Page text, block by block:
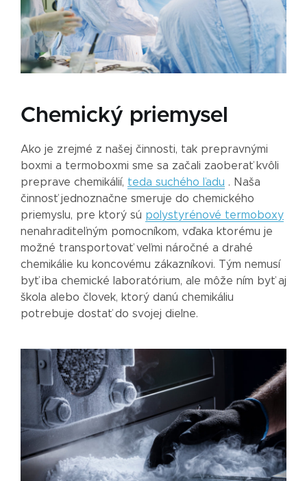
Chemický priemysel
Ako je zrejmé z našej činnosti, tak prepravnými
boxmi a termoboxmi sme sa začali zaoberať kvôli
preprave chemikálií, teda suchého ľadu . Naša
činnosť jednoznačne smeruje do chemického
priemyslu, pre ktorý sú polystyrénové termoboxy
nenahraditeľným pomocníkom, vďaka ktorému je
možné transportovať veľmi náročné a drahé
chemikálie ku koncovému zákazníkovi. Tým nemusí
byť iba chemické laboratórium, ale môže ním byť aj
škola alebo človek, ktorý danú chemikáliu
potrebuje dostať do svojej dielne.